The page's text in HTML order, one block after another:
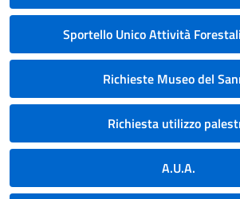
Sportello Unico Attività
Richieste Museo del
Richiesta utilizzo
A.U.A.